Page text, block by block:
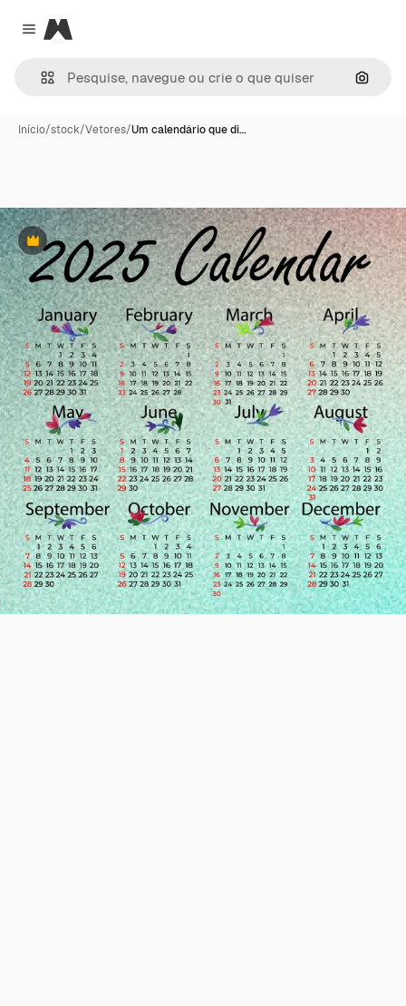
Close menu
Magnific
Início/stock/Vetores/Um calendário que di…
Premium